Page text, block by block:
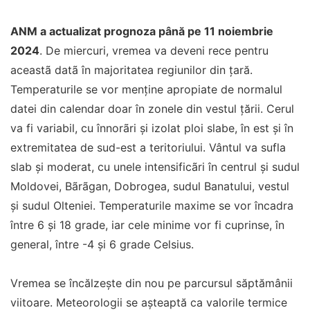
ANM a actualizat prognoza până pe 11 noiembrie
2024. De miercuri, vremea va deveni rece pentru
aceastã datã în majoritatea regiunilor din țară.
Temperaturile se vor menține apropiate de normalul
datei din calendar doar în zonele din vestul țării. Cerul
va fi variabil, cu înnorãri şi izolat ploi slabe, în est şi în
extremitatea de sud-est a teritoriului. Vântul va sufla
slab şi moderat, cu unele intensificãri în centrul şi sudul
Moldovei, Bãrãgan, Dobrogea, sudul Banatului, vestul
şi sudul Olteniei. Temperaturile maxime se vor încadra
între 6 şi 18 grade, iar cele minime vor fi cuprinse, în
general, între -4 şi 6 grade Celsius.
Vremea se încălzește din nou pe parcursul săptămânii
viitoare. Meteorologii se așteaptă ca valorile termice